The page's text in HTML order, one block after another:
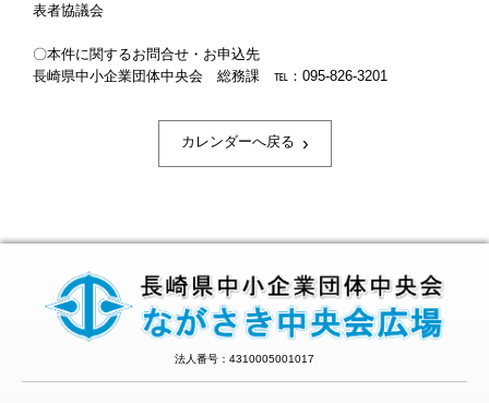
表者協議会
〇本件に関するお問合せ・お申込先
長崎県中小企業団体中央会 総務課 ℡：095-826-3201
カレンダーへ戻る ›
法人番号：4310005001017